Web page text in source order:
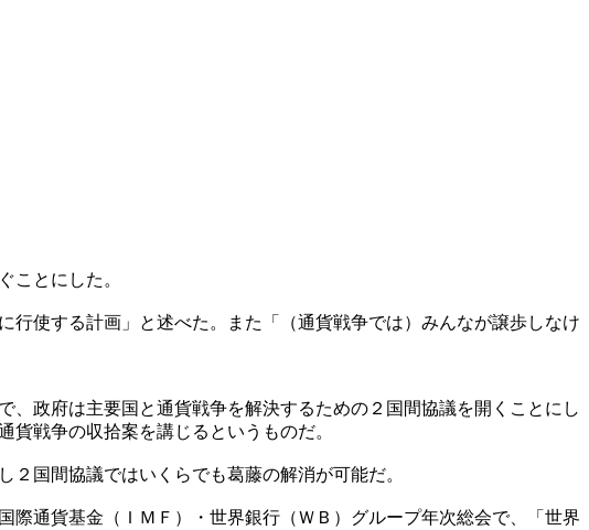
ことにした。
使する計画」と述べた。また「（通貨戦争では）みんなが譲歩しなけ
政府は主要国と通貨戦争を解決するための２国間協議を開くことにし
戦争の収拾案を講じるというものだ。
国間協議ではいくらでも葛藤の解消が可能だ。
通貨基金（ＩＭＦ）・世界銀行（ＷＢ）グループ年次総会で、「世界